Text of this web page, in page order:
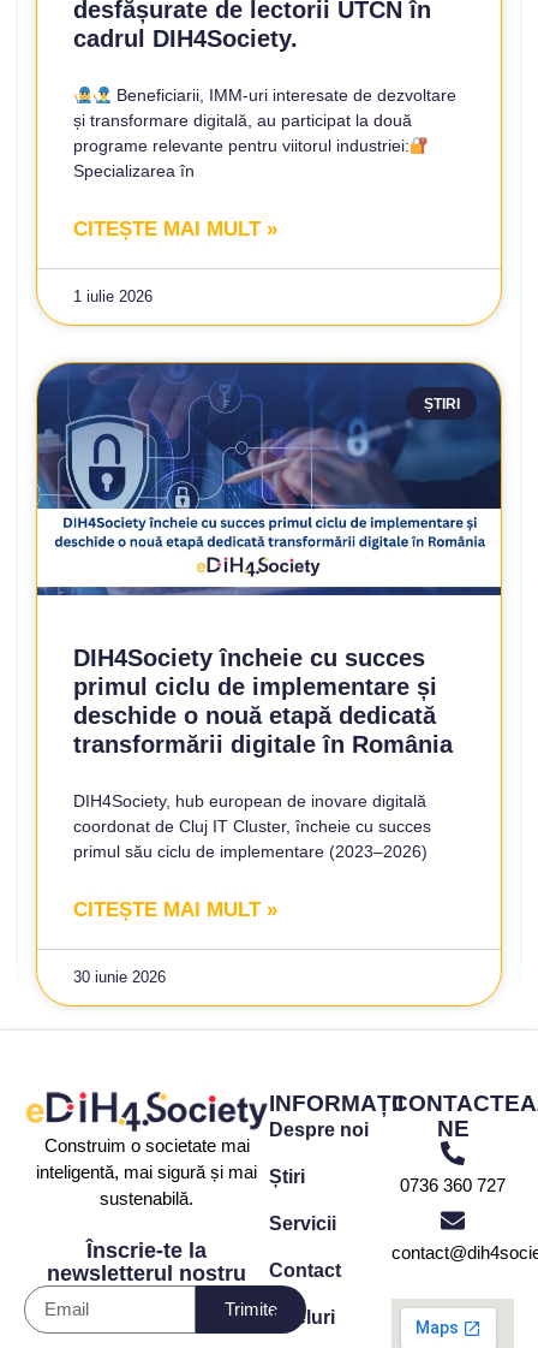
desfășurate de lectorii UTCN în
cadrul DIH4Society.
Beneficiarii, IMM-uri interesate de dezvoltare
și transformare digitală, au participat la două
programe relevante pentru viitorul industriei:
Specializarea în
CITEȘTE MAI MULT »
1 iulie 2026
ȘTIRI
DIH4Society încheie cu succes
primul ciclu de implementare și
deschide o nouă etapă dedicată
transformării digitale în România
DIH4Society, hub european de inovare digitală
coordonat de Cluj IT Cluster, încheie cu succes
primul său ciclu de implementare (2023–2026)
CITEȘTE MAI MULT »
30 iunie 2026
Construim o societate mai
inteligentă, mai sigură și mai
sustenabilă.
Înscrie-te la
newsletterul nostru
Trimite
INFORMAȚII
Despre noi
Știri
Servicii
Contact
Apeluri
NE
0736 360 727